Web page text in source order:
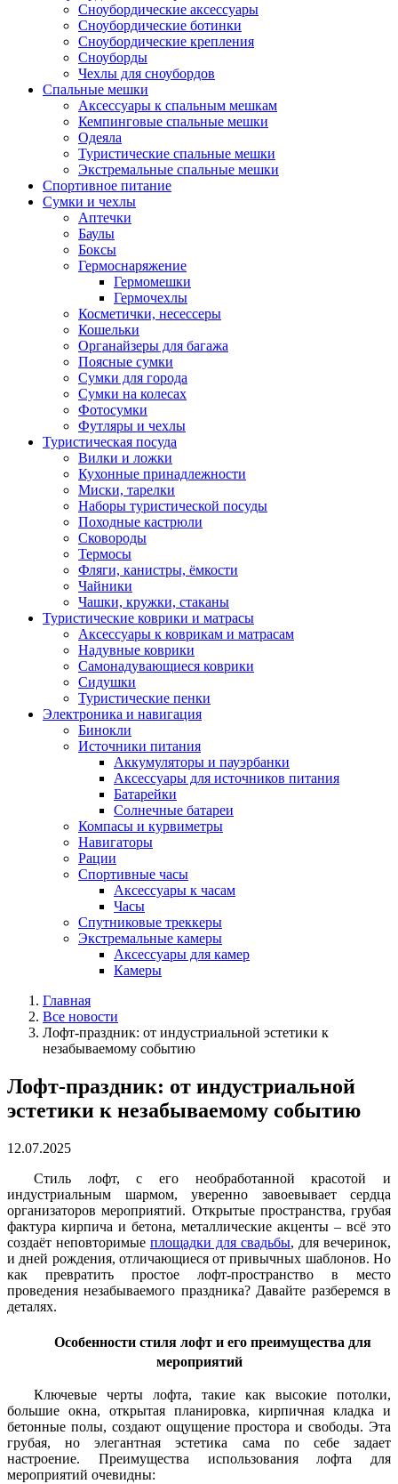
Сноубордические аксессуары
Сноубордические ботинки
Сноубордические крепления
Сноуборды
Чехлы для сноубордов
Спальные мешки
Аксессуары к спальным мешкам
Кемпинговые спальные мешки
Одеяла
Туристические спальные мешки
Экстремальные спальные мешки
Спортивное питание
Сумки и чехлы
Аптечки
Баулы
Боксы
Гермоснаряжение
Гермомешки
Гермочехлы
Косметички, несессеры
Кошельки
Органайзеры для багажа
Поясные сумки
Сумки для города
Сумки на колесах
Фотосумки
Футляры и чехлы
Туристическая посуда
Вилки и ложки
Кухонные принадлежности
Миски, тарелки
Наборы туристической посуды
Походные кастрюли
Сковороды
Термосы
Фляги, канистры, ёмкости
Чайники
Чашки, кружки, стаканы
Туристические коврики и матрасы
Аксессуары к коврикам и матрасам
Надувные коврики
Самонадувающиеся коврики
Сидушки
Туристические пенки
Электроника и навигация
Бинокли
Источники питания
Аккумуляторы и пауэрбанки
Аксессуары для источников питания
Батарейки
Солнечные батареи
Компасы и курвиметры
Навигаторы
Рации
Спортивные часы
Аксессуары к часам
Часы
Спутниковые треккеры
Экстремальные камеры
Аксессуары для камер
Камеры
Главная
Все новости
Лофт-праздник: от индустриальной эстетики к
незабываемому событию
Лофт-праздник: от индустриальной
эстетики к незабываемому событию
12.07.2025
Стиль лофт, с его необработанной красотой и
индустриальным шармом, уверенно завоевывает сердца
организаторов мероприятий. Открытые пространства, грубая
фактура кирпича и бетона, металлические акценты – всё это
создаёт неповторимые площадки для свадьбы, для вечеринок,
и дней рождения, отличающиеся от привычных шаблонов. Но
как превратить простое лофт-пространство в место
проведения незабываемого праздника? Давайте разберемся в
деталях.
Особенности стиля лофт и его преимущества для
мероприятий
Ключевые черты лофта, такие как высокие потолки,
большие окна, открытая планировка, кирпичная кладка и
бетонные полы, создают ощущение простора и свободы. Эта
грубая, но элегантная эстетика сама по себе задает
настроение. Преимущества использования лофта для
мероприятий очевидны: